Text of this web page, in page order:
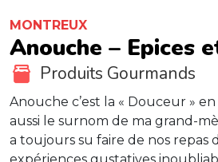
MONTREUX
Anouche – Epices
Produits Gourmands
Anouche c’est la « Douceur » en
aussi le surnom de ma grand-
a toujours su faire de nos repas